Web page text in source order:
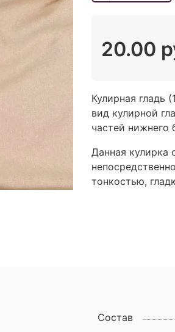
20.00
Кулирная гладь
вид кулирной
частей нижнего
Данная кулирка
тонкостью,
Состав